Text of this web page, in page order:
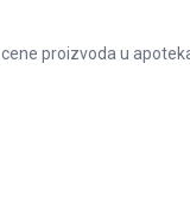
proizvoda u